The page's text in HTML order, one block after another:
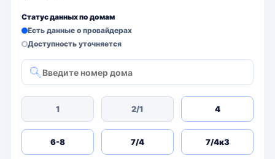
Статус данных по домам
Есть данные о провайдерах
Доступность уточняется
1 2/1 4
6-8 7/4 7/4к3